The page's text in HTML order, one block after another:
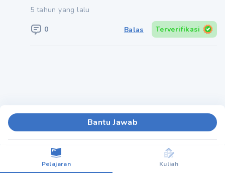
5 tahun yang lalu
0 Balas Terverifikasi
Bantu Jawab
Pelajaran Kuliah